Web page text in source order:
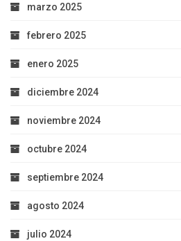
marzo 2025
febrero 2025
enero 2025
diciembre 2024
noviembre 2024
octubre 2024
septiembre 2024
agosto 2024
julio 2024